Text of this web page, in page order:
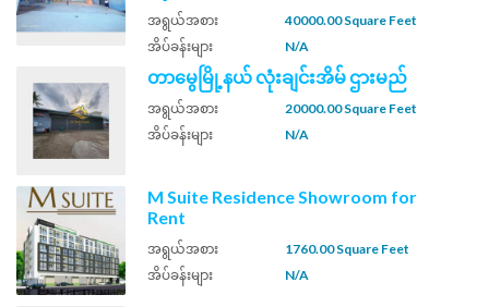
အရွယ်အစား
40000.00 Square Feet
အိပ်ခန်းများ
N/A
တာမွေမြို့နယ် လုံးချင်းအိမ် ဌားမည်
အရွယ်အစား
20000.00 Square Feet
အိပ်ခန်းများ
N/A
M Suite Residence Showroom for
Rent
အရွယ်အစား
1760.00 Square Feet
အိပ်ခန်းများ
N/A